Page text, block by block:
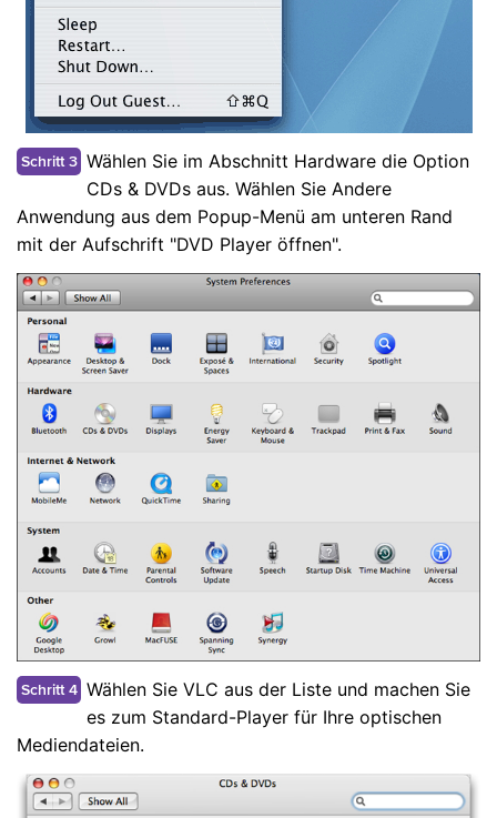
Schritt 3 Wählen Sie im Abschnitt Hardware die Option
CDs & DVDs aus. Wählen Sie Andere
Anwendung aus dem Popup-Menü am unteren Rand
mit der Aufschrift "DVD Player öffnen".
Schritt 4 Wählen Sie VLC aus der Liste und machen Sie
es zum Standard-Player für Ihre optischen
Mediendateien.